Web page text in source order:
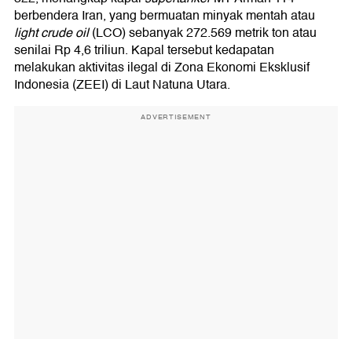
berbendera Iran, yang bermuatan minyak mentah atau
light crude oil(LCO) sebanyak 272.569 metrik ton atau
senilai Rp 4,6 triliun. Kapal tersebut kedapatan
melakukan aktivitas ilegal di Zona Ekonomi Eksklusif
Indonesia (ZEEI) di Laut Natuna Utara.
ADVERTISEMENT